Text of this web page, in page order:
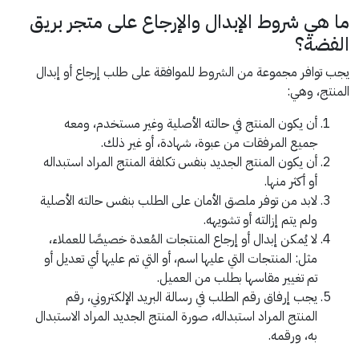
ما هي شروط الإبدال والإرجاع على متجر بريق
الفضة؟
يجب توافر مجموعة من الشروط للموافقة على طلب إرجاع أو إبدال
المنتج، وهي:
أن يكون المنتج في حالته الأصلية وغير مستخدم، ومعه
جميع المرفقات من عبوة، شهادة، أو غير ذلك.
أن يكون المنتج الجديد بنفس تكلفة المنتج المراد استبداله
أو أكثر منها.
لابد من توفر ملصق الأمان على الطلب بنفس حالته الأصلية
ولم يتم إزالته أو تشويهه.
لا يُمكن إبدال أو إرجاع المنتجات المُعدة خصيصًا للعملاء،
مثل: المنتجات التي عليها اسم، أو التي تم عليها أي تعديل أو
تم تغيير مقاسها بطلب من العميل.
يجب إرفاق رقم الطلب في رسالة البريد الإلكتروني، رقم
المنتج المراد استبداله، صورة المنتج الجديد المراد الاستبدال
به، ورقمه.